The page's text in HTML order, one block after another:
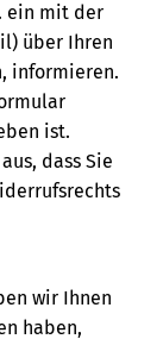
ein mit der
über Ihren
informieren.
ist.
dass Sie
wir Ihnen
haben,